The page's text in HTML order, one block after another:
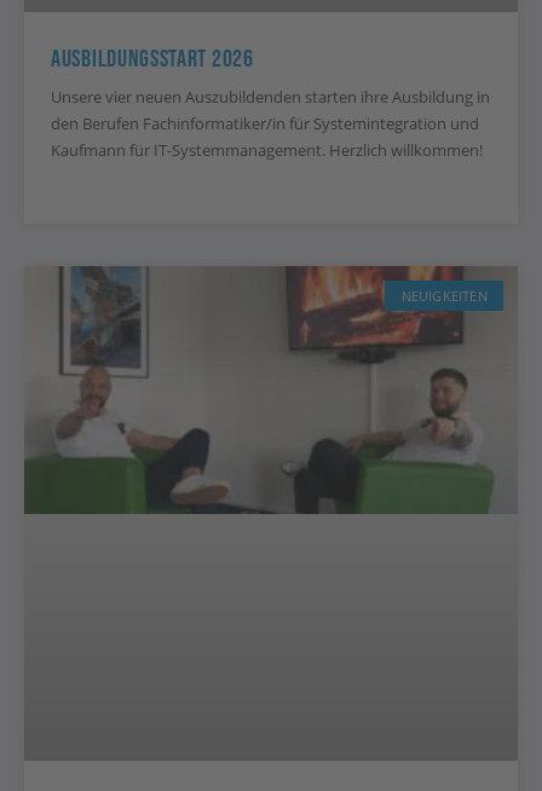
Ausbildungsstart 2026
Unsere vier neuen Auszubildenden starten ihre Ausbildung in
den Berufen Fachinformatiker/in für Systemintegration und
Kaufmann für IT-Systemmanagement. Herzlich willkommen!
NEUIGKEITEN